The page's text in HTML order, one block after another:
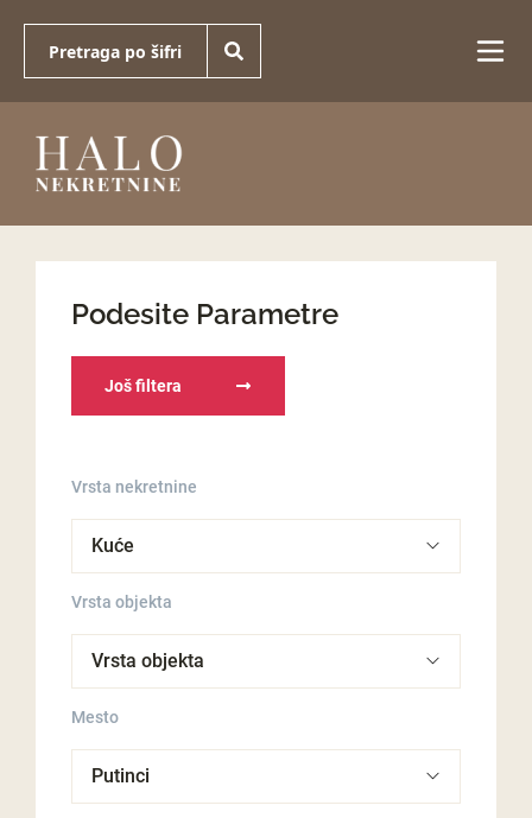
Podesite Parametre
Još filtera
Vrsta nekretnine
Vrsta objekta
Mesto